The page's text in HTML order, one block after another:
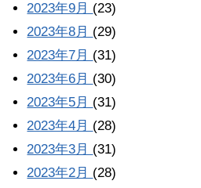
2023年9月 (23)
2023年8月 (29)
2023年7月 (31)
2023年6月 (30)
2023年5月 (31)
2023年4月 (28)
2023年3月 (31)
2023年2月 (28)